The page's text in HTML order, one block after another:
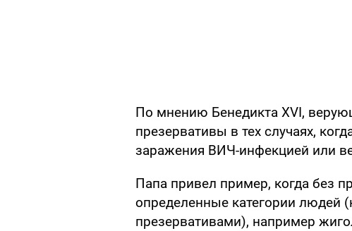
По мнению Бенедикта XVI,
презервативы в тех случаях,
заражения ВИЧ-инфекцией или
Папа привел пример, когда без
определенные категории людей
презервативами), например